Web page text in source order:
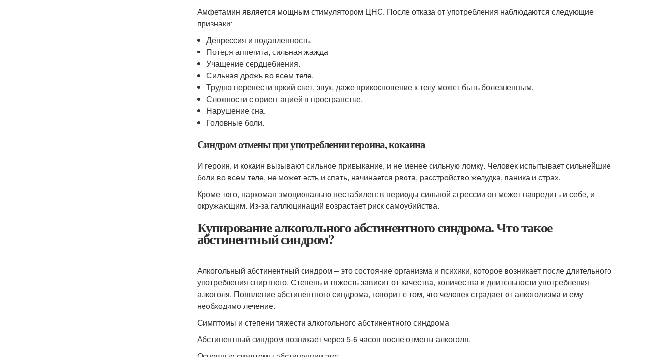
Амфетамин является мощным стимулятором ЦНС. После отказа от употребления наблюдаются следующие
признаки:
Депрессия и подавленность.
Потеря аппетита, сильная жажда.
Учащение сердцебиения.
Сильная дрожь во всем теле.
Трудно перенести яркий свет, звук, даже прикосновение к телу может быть болезненным.
Сложности с ориентацией в пространстве.
Нарушение сна.
Головные боли.
Синдром отмены при употреблении героина, кокаина
И героин, и кокаин вызывают сильное привыкание, и не менее сильную ломку. Человек испытывает сильнейшие
боли во всем теле, не может есть и спать, начинается рвота, расстройство желудка, паника и страх.
Кроме того, наркоман эмоционально нестабилен: в периоды сильной агрессии он может навредить и себе, и
окружающим. Из-за галлюцинаций возрастает риск самоубийства.
Купирование алкогольного абстинентного синдрома. Что такое
абстинентный синдром?
Алкогольный абстинентный синдром – это состояние организма и психики, которое возникает после длительного
употребления спиртного. Степень и тяжесть зависит от качества, количества и длительности употребления
алкоголя. Появление абстинентного синдрома, говорит о том, что человек страдает от алкоголизма и ему
необходимо лечение.
Симптомы и степени тяжести алкогольного абстинентного синдрома
Абстинентный синдром возникает через 5-6 часов после отмены алкоголя.